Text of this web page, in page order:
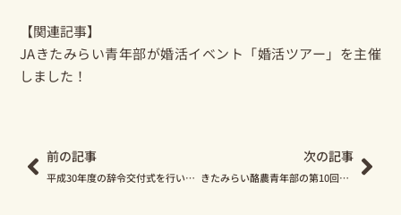
【関連記事】
JAきたみらい青年部が婚活イベント「婚活ツアー」を主催
しました！
前の記事
平成30年度の辞令交付式を行いました
次の記事
きたみらい酪農青年部の第10回通常総会が開催されました